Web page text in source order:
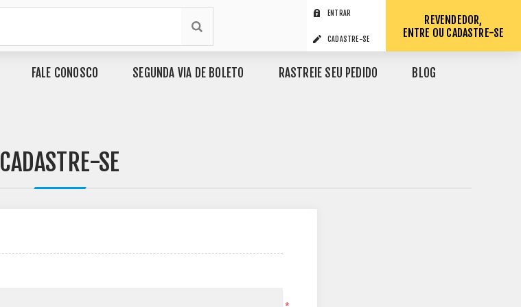
ENTRAR
CADASTRE-SE
REVENDEDOR,
ENTRE OU CADASTRE-SE
FALE CONOSCO SEGUNDA VIA DE BOLETO RASTREIE SEU PEDIDO BLOG
CADASTRE-SE